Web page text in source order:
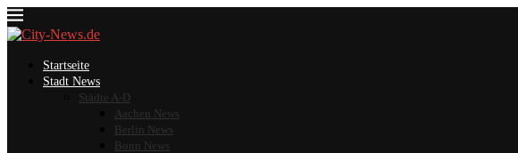
Startseite
Stadt News
Städte A-D
Aachen News
Berlin News
Bonn News